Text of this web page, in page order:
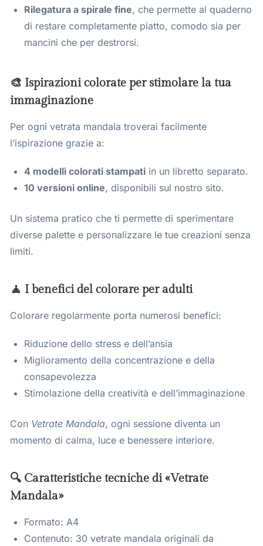
Rilegatura a spirale fine, che permette al quaderno
di restare completamente piatto, comodo sia per
mancini che per destrorsi.
🎨 Ispirazioni colorate per stimolare la tua
immaginazione
Per ogni vetrata mandala troverai facilmente
l’ispirazione grazie a:
4 modelli colorati stampati in un libretto separato.
10 versioni online, disponibili sul nostro sito.
Un sistema pratico che ti permette di sperimentare
diverse palette e personalizzare le tue creazioni senza
limiti.
🧘 I benefici del colorare per adulti
Colorare regolarmente porta numerosi benefici:
Riduzione dello stress e dell’ansia
Miglioramento della concentrazione e della
consapevolezza
Stimolazione della creatività e dell’immaginazione
Con Vetrate Mandala, ogni sessione diventa un
momento di calma, luce e benessere interiore.
🔍 Caratteristiche tecniche di «Vetrate
Mandala»
Formato: A4
Contenuto: 30 vetrate mandala originali da